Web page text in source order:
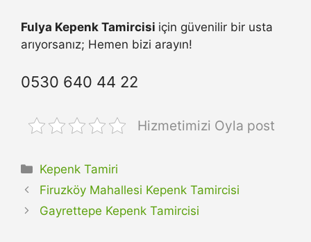
Fulya Kepenk Tamircisi için güvenilir bir usta
arıyorsanız; Hemen bizi arayın!
0530 640 44 22
Hizmetimizi Oyla post
Kategoriler
Kepenk Tamiri
Firuzköy Mahallesi Kepenk Tamircisi
Gayrettepe Kepenk Tamircisi